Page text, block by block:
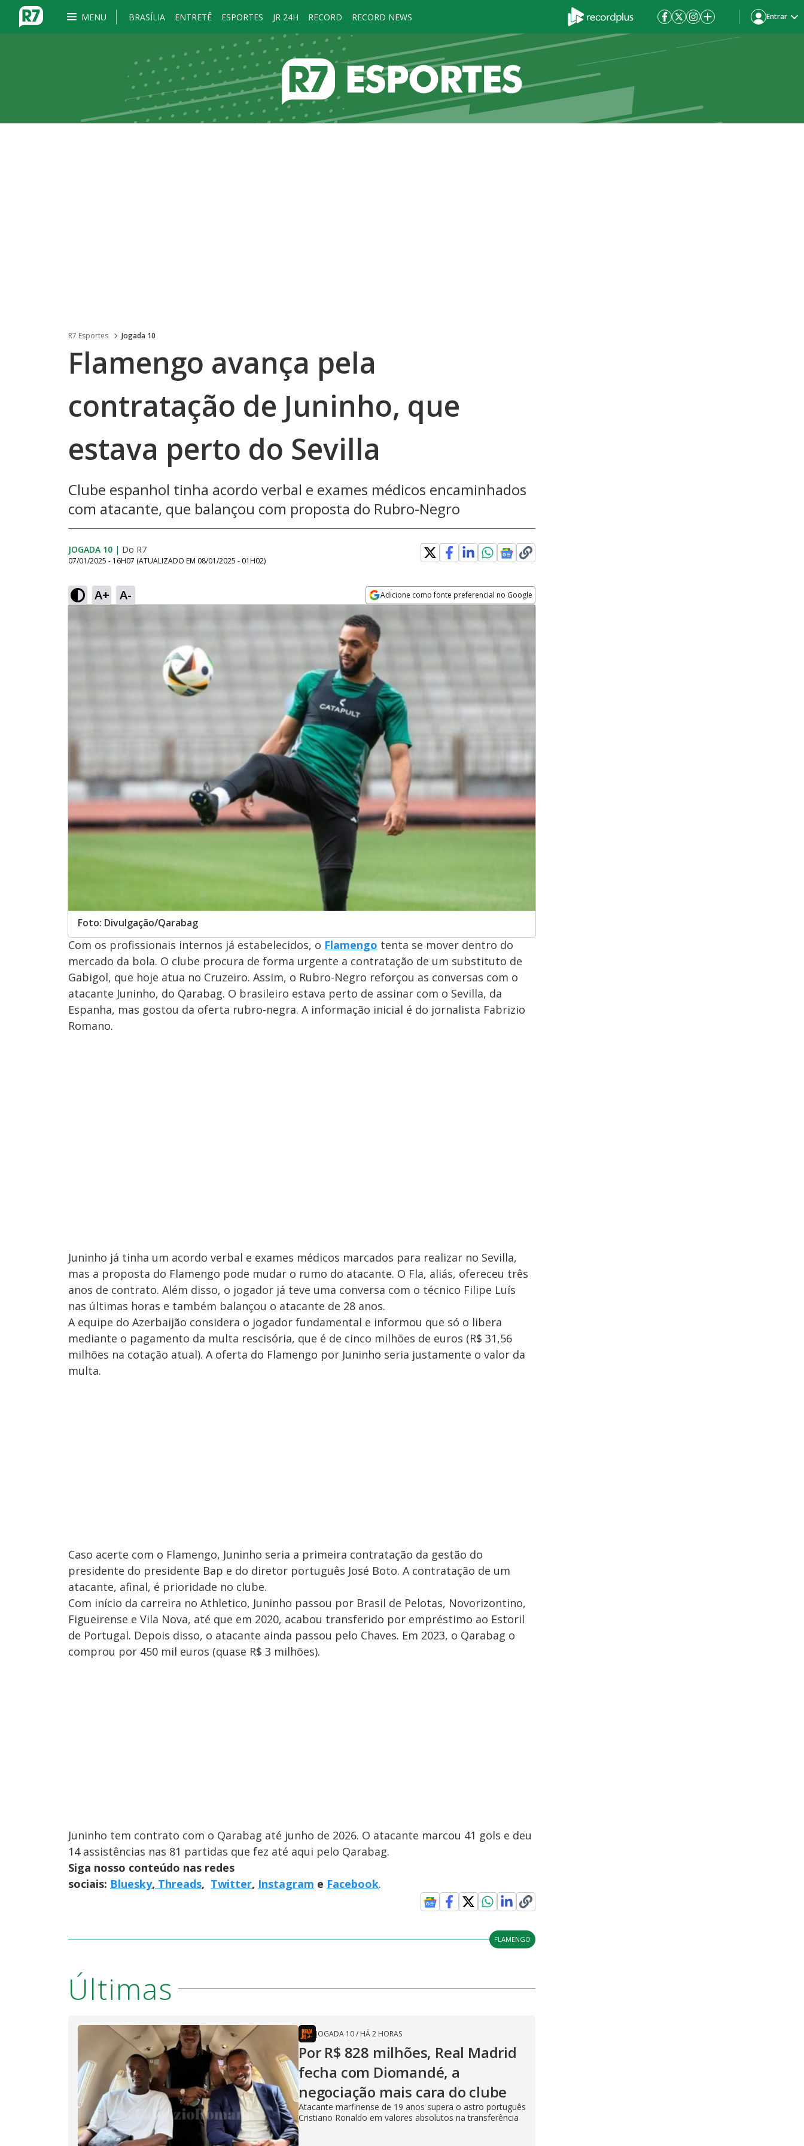
MENU BRASÍLIA ENTRETÊ ESPORTES JR 24H RECORD RECORD NEWS Entrar
R7 Esportes Jogada 10
Flamengo avança pela
contratação de Juninho, que
estava perto do Sevilla
Clube espanhol tinha acordo verbal e exames médicos encaminhados
com atacante, que balançou com proposta do Rubro-Negro
JOGADA 10 | Do R7
07/01/2025 - 16H07 (ATUALIZADO EM 08/01/2025 - 01H02)
A+ A- Adicione como fonte preferencial no Google
Opens in new window
Foto: Divulgação/Qarabag
Com os profissionais internos já estabelecidos, o Flamengo tenta se mover dentro do
mercado da bola. O clube procura de forma urgente a contratação de um substituto de
Gabigol, que hoje atua no Cruzeiro. Assim, o Rubro-Negro reforçou as conversas com o
atacante Juninho, do Qarabag. O brasileiro estava perto de assinar com o Sevilla, da
Espanha, mas gostou da oferta rubro-negra. A informação inicial é do jornalista Fabrizio
Romano.
Juninho já tinha um acordo verbal e exames médicos marcados para realizar no Sevilla,
mas a proposta do Flamengo pode mudar o rumo do atacante. O Fla, aliás, ofereceu três
anos de contrato. Além disso, o jogador já teve uma conversa com o técnico Filipe Luís
nas últimas horas e também balançou o atacante de 28 anos.
A equipe do Azerbaijão considera o jogador fundamental e informou que só o libera
mediante o pagamento da multa rescisória, que é de cinco milhões de euros (R$ 31,56
milhões na cotação atual). A oferta do Flamengo por Juninho seria justamente o valor da
multa.
Caso acerte com o Flamengo, Juninho seria a primeira contratação da gestão do
presidente do presidente Bap e do diretor português José Boto. A contratação de um
atacante, afinal, é prioridade no clube.
Com início da carreira no Athletico, Juninho passou por Brasil de Pelotas, Novorizontino,
Figueirense e Vila Nova, até que em 2020, acabou transferido por empréstimo ao Estoril
de Portugal. Depois disso, o atacante ainda passou pelo Chaves. Em 2023, o Qarabag o
comprou por 450 mil euros (quase R$ 3 milhões).
Juninho tem contrato com o Qarabag até junho de 2026. O atacante marcou 41 gols e deu
14 assistências nas 81 partidas que fez até aqui pelo Qarabag.
Siga nosso conteúdo nas redes
sociais: Bluesky, Threads, Twitter, Instagram e Facebook.
FLAMENGO
Últimas
JOGADA 10/ HÁ 2 HORAS
Por R$ 828 milhões, Real Madrid
fecha com Diomandé, a
negociação mais cara do clube
Atacante marfinense de 19 anos supera o astro português
Cristiano Ronaldo em valores absolutos na transferência